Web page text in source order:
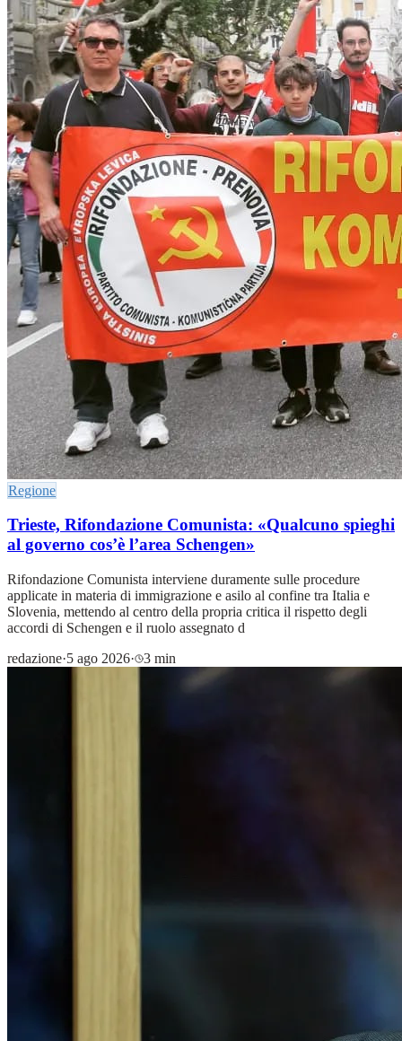
Regione
Trieste, Rifondazione Comunista: «Qualcuno spieghi
al governo cos’è l’area Schengen»
Rifondazione Comunista interviene duramente sulle procedure
applicate in materia di immigrazione e asilo al confine tra Italia e
Slovenia, mettendo al centro della propria critica il rispetto degli
accordi di Schengen e il ruolo assegnato d
redazione·5 ago 2026· 3 min